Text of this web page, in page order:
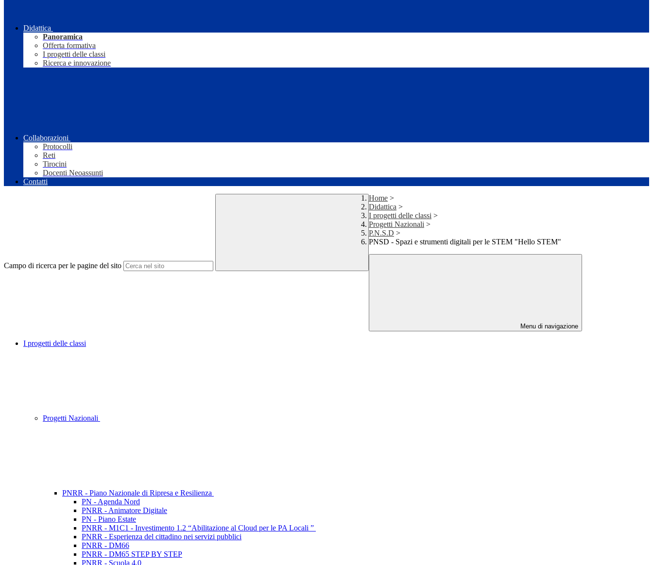
Didattica
Panoramica
Offerta formativa
I progetti delle classi
Ricerca e innovazione
Collaborazioni
Protocolli
Reti
Tirocini
Docenti Neoassunti
Contatti
Campo di ricerca per le pagine del sito
Home >
Didattica >
I progetti delle classi >
Progetti Nazionali >
P.N.S.D >
PNSD - Spazi e strumenti digitali per le STEM "Hello STEM"
Menu di navigazione
I progetti delle classi
Progetti Nazionali
PNRR - Piano Nazionale di Ripresa e Resilienza
PN - Agenda Nord
PNRR - Animatore Digitale
PN - Piano Estate
PNRR - M1C1 - Investimento 1.2 “Abilitazione al Cloud per le PA Locali ”
PNRR - Esperienza del cittadino nei servizi pubblici
PNRR - DM66
PNRR - DM65 STEP BY STEP
PNRR - Scuola 4.0